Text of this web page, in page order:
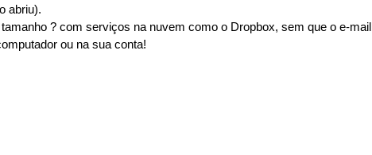
abriu).
? com serviços na nuvem como o Dropbox, sem que o e-mail
ou na sua conta!